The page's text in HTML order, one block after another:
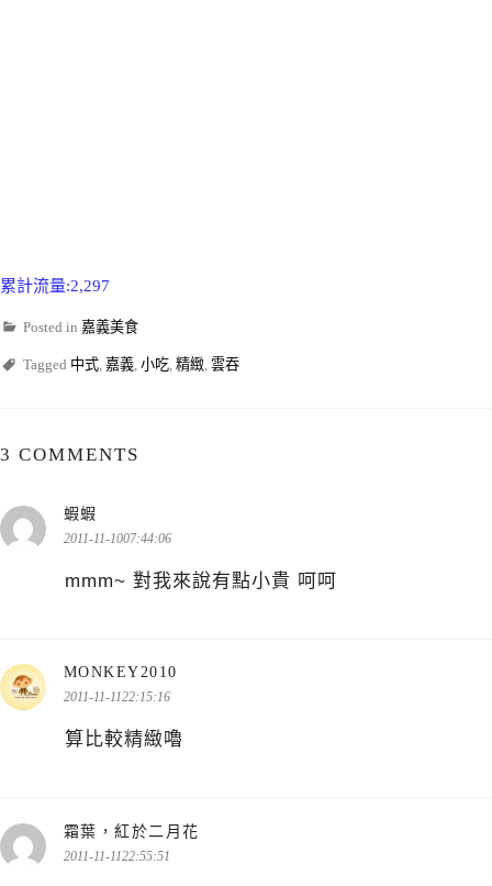
累計流量:2,297
Posted in 嘉義美食
Tagged 中式 嘉義 小吃 精緻 雲吞
3 COMMENTS
蝦蝦
示:
2011-11-1007:44:06
mmm~ 對我來說有點小貴 呵呵
MONKEY2010
2011-11-1122:15:16
算比較精緻嚕
霜葉，紅於二月花
2011-11-1122:55:51